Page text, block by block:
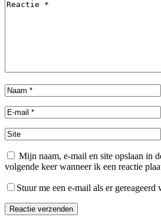
Mijn naam, e-mail en site opslaan in
volgende keer wanneer ik een reactie
Stuur me een e-mail als er
Reactie verzenden